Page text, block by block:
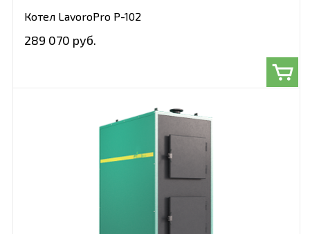
Котел LavoroPro Р-102
289 070 руб.